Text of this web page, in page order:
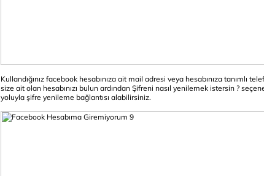
Kullandığınız facebook hesabınıza ait mail adresi veya hesabınıza tanımlı
size ait olan hesabınızı bulun ardından Şifreni nasıl yenilemek istersin ?
yoluyla şifre yenileme bağlantısı alabilirsiniz.